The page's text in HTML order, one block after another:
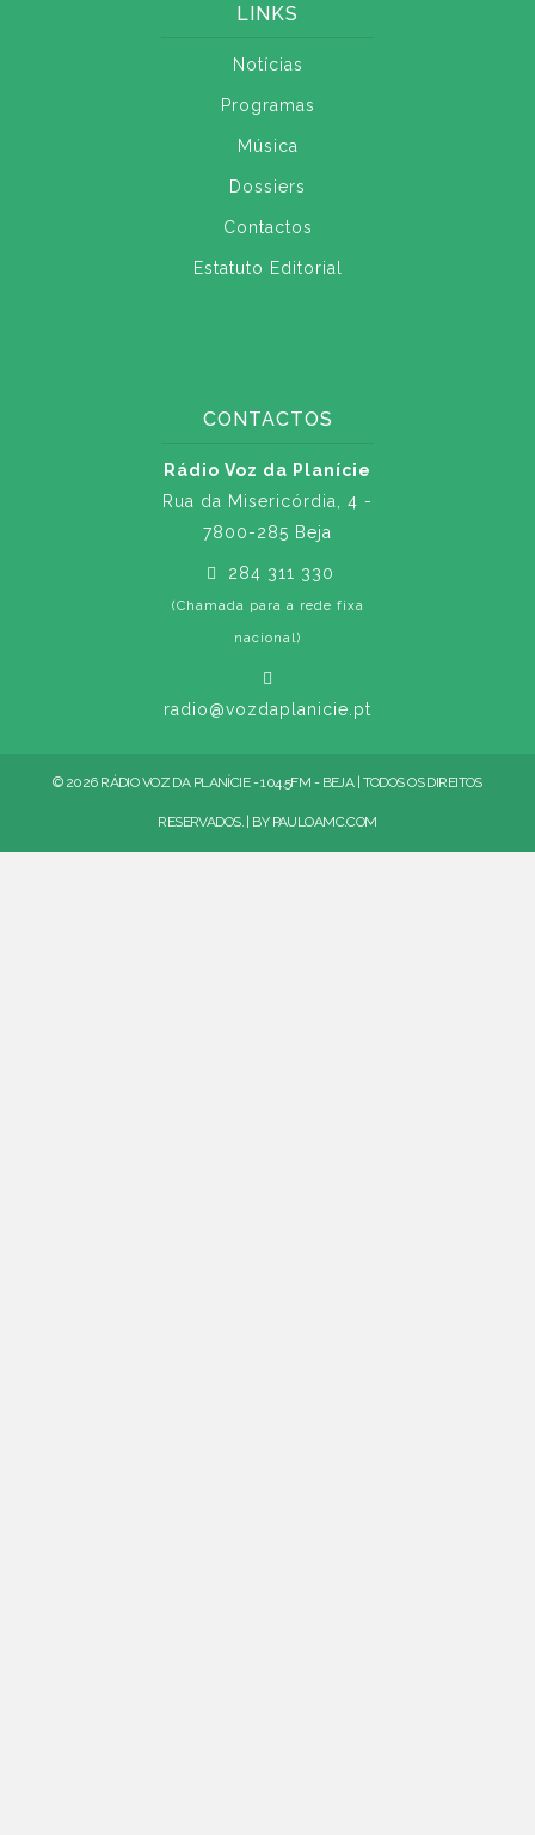
LINKS
Notícias
Programas
Música
Dossiers
Contactos
Estatuto Editorial
CONTACTOS
Rádio Voz da Planície
Rua da Misericórdia, 4 -
7800-285 Beja
284 311 330
(Chamada para a rede fixa
nacional)
radio@vozdaplanicie.pt
© 2026 RÁDIO VOZ DA PLANÍCIE - 104.5FM - BEJA | TODOS OS DIREITOS
RESERVADOS. | BY PAULOAMC.COM